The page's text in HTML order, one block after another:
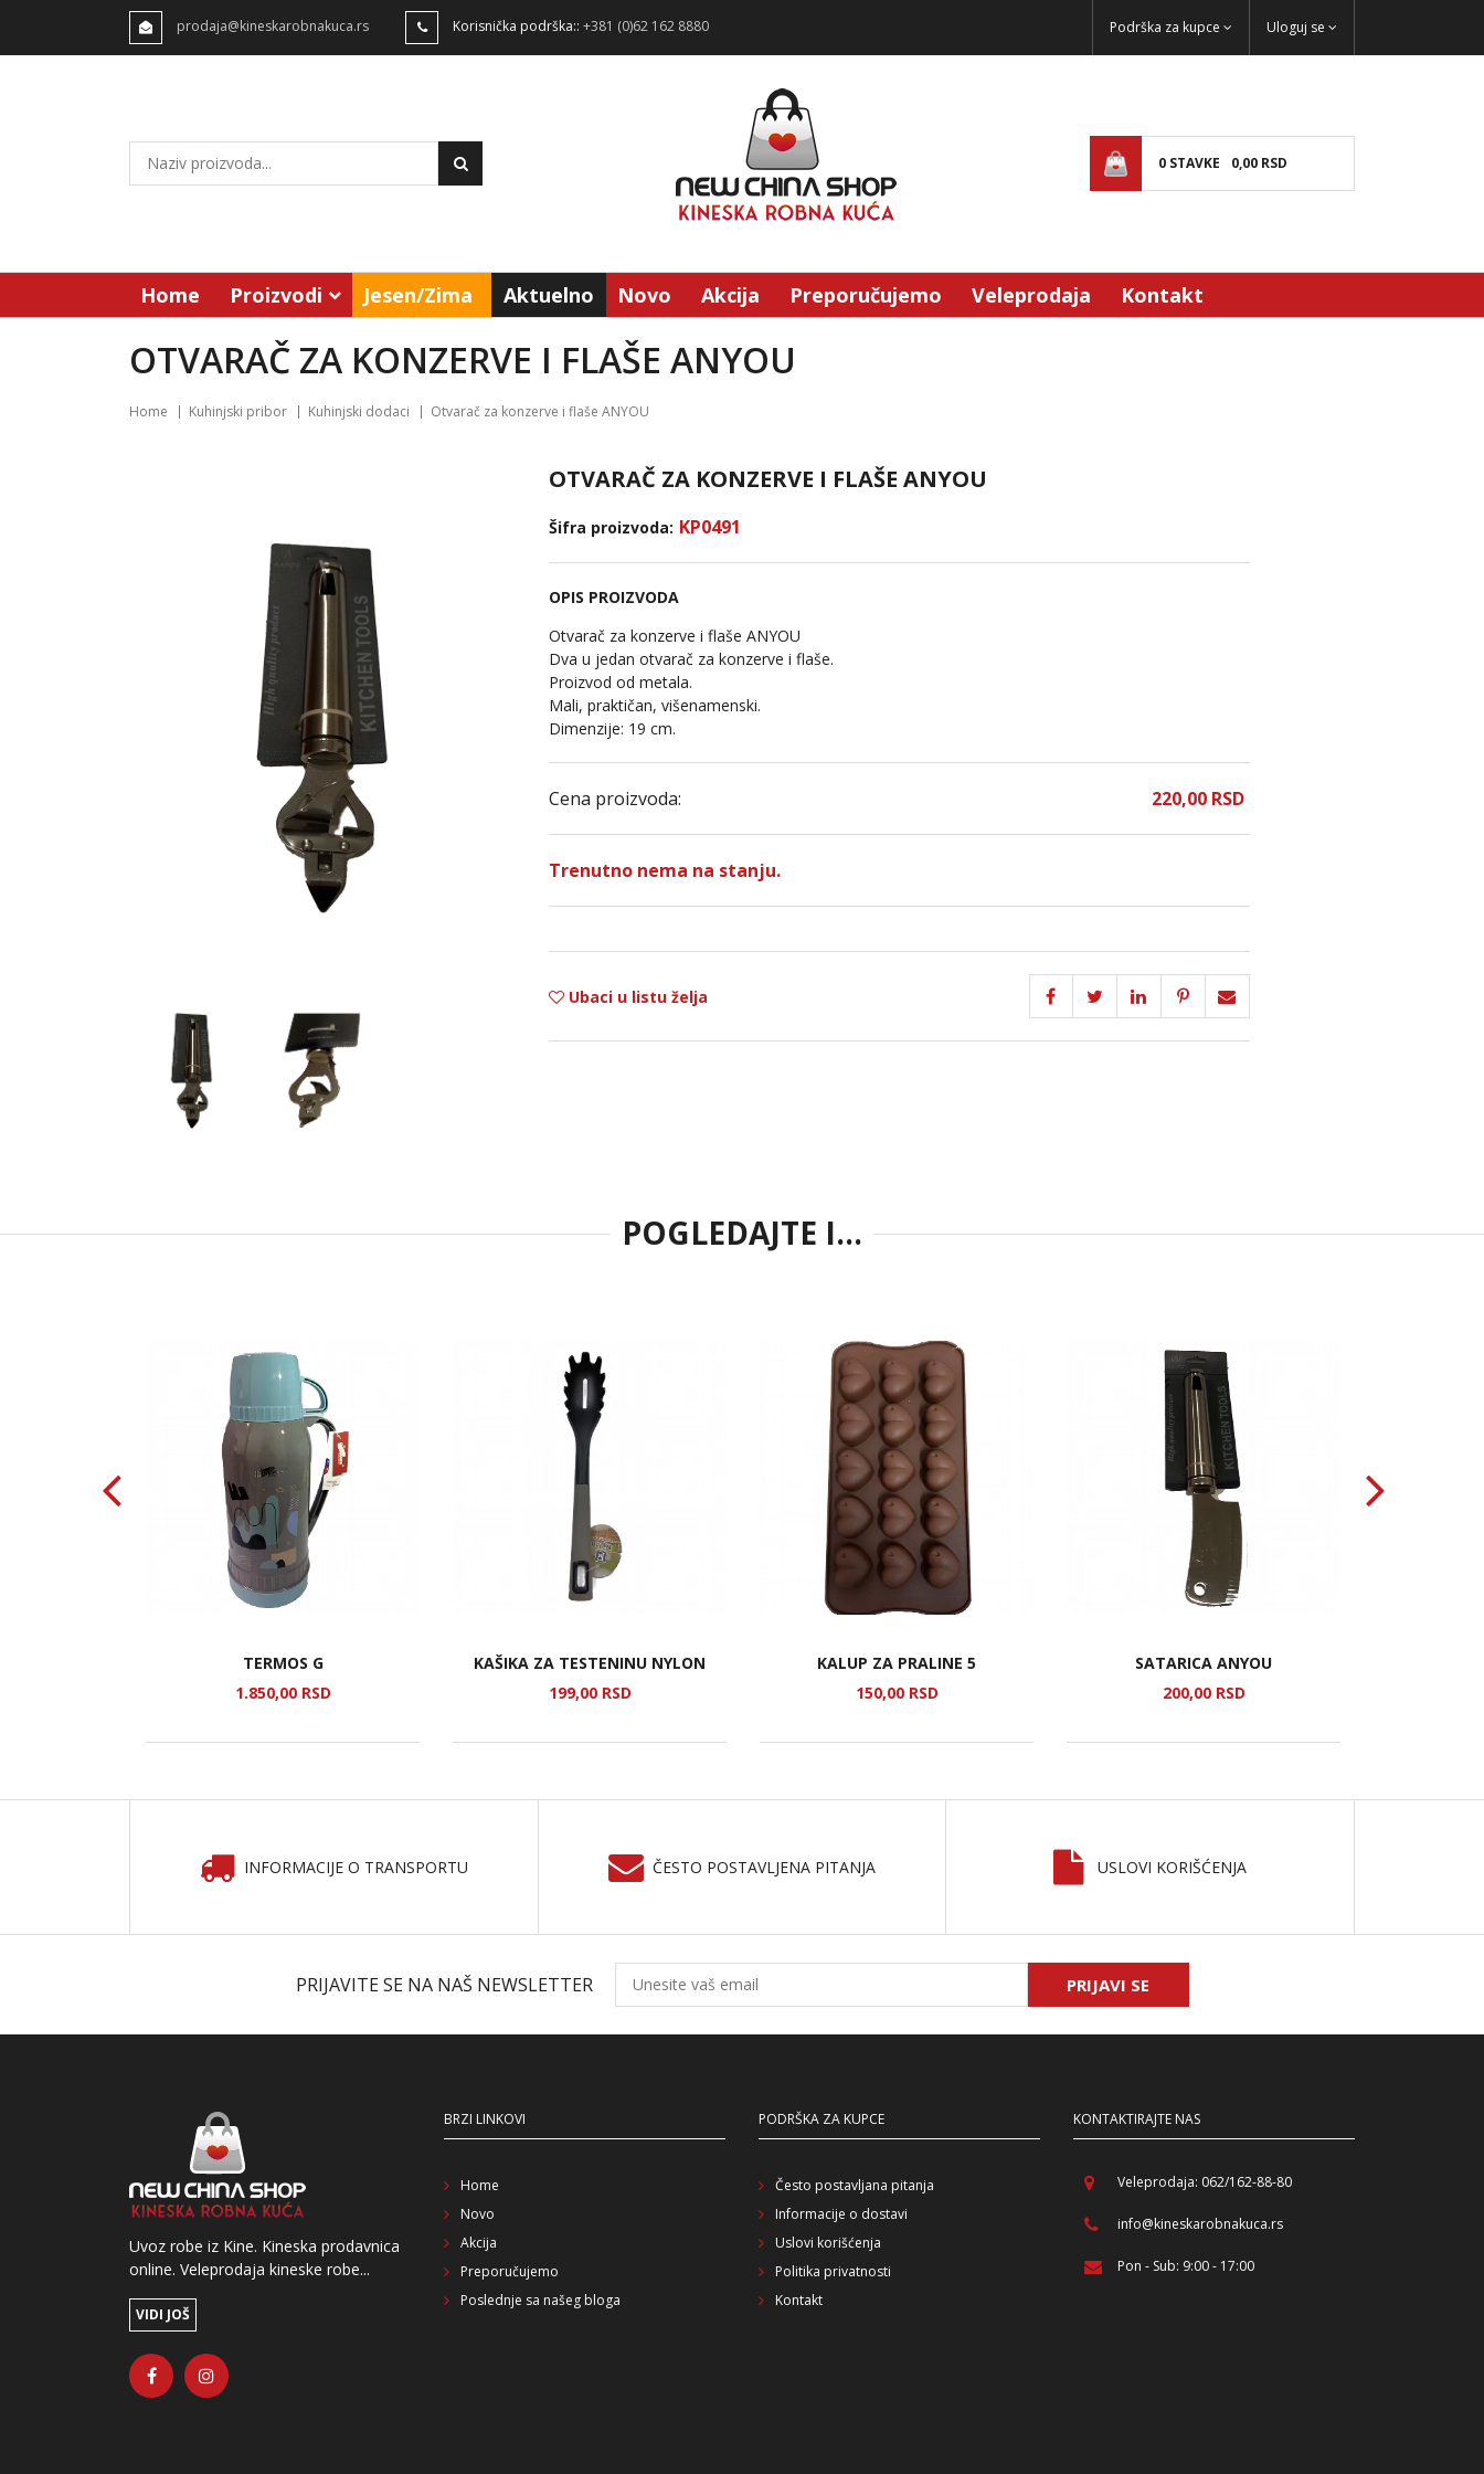
prodaja@kineskarobnakuca.rs Korisnička podrška:: +381 (0)62 162 8880 Podrška za kupce Uloguj se
0 STAVKE 0,00 RSD
Home Proizvodi Jesen/Zima Aktuelno Novo Akcija Preporučujemo Veleprodaja Kontakt
OTVARAČ ZA KONZERVE I FLAŠE ANYOU
Home Kuhinjski pribor Kuhinjski dodaci Otvarač za konzerve i flaše ANYOU
OTVARAČ ZA KONZERVE I FLAŠE ANYOU
Šifra proizvoda: KP0491
OPIS PROIZVODA
Otvarač za konzerve i flaše ANYOU
Dva u jedan otvarač za konzerve i flaše.
Proizvod od metala.
Mali, praktičan, višenamenski.
Dimenzije: 19 cm.
Cena proizvoda: 220,00 RSD
Trenutno nema na stanju.
Ubaci u listu želja
POGLEDAJTE I...
TERMOS G
1.850,00 RSD
KAŠIKA ZA TESTENINU NYLON
199,00 RSD
KALUP ZA PRALINE 5
150,00 RSD
SATARICA ANYOU
200,00 RSD
INFORMACIJE O TRANSPORTU ČESTO POSTAVLJENA PITANJA USLOVI KORIŠĆENJA
PRIJAVITE SE NA NAŠ NEWSLETTER PRIJAVI SE
Uvoz robe iz Kine. Kineska prodavnica
online. Veleprodaja kineske robe...
VIDI JOŠ
BRZI LINKOVI
Home
Novo
Akcija
Preporučujemo
Poslednje sa našeg bloga
PODRŠKA ZA KUPCE
Često postavljana pitanja
Informacije o dostavi
Uslovi korišćenja
Politika privatnosti
Kontakt
KONTAKTIRAJTE NAS
Veleprodaja: 062/162-88-80
info@kineskarobnakuca.rs
Pon - Sub: 9:00 - 17:00